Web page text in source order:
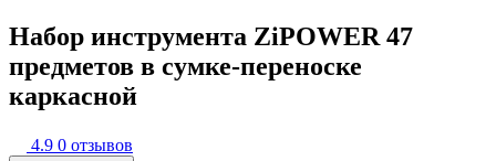
Набор инструмента ZiPOWER 47
предметов в сумке-переноске
каркасной
4.9 0 отзывов